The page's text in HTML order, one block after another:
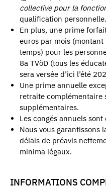
collective pour la
qualification personnelle.
En plus, une prime
euros par mois
temps) pour les
8a TVöD (tous les
sera versée d’ici l’été
Une prime annuelle
retraite complémentaire
supplémentaires.
Les congés annuels
Nous vous garantissons
délais de préavis
minima légaux.
INFORMATIONS